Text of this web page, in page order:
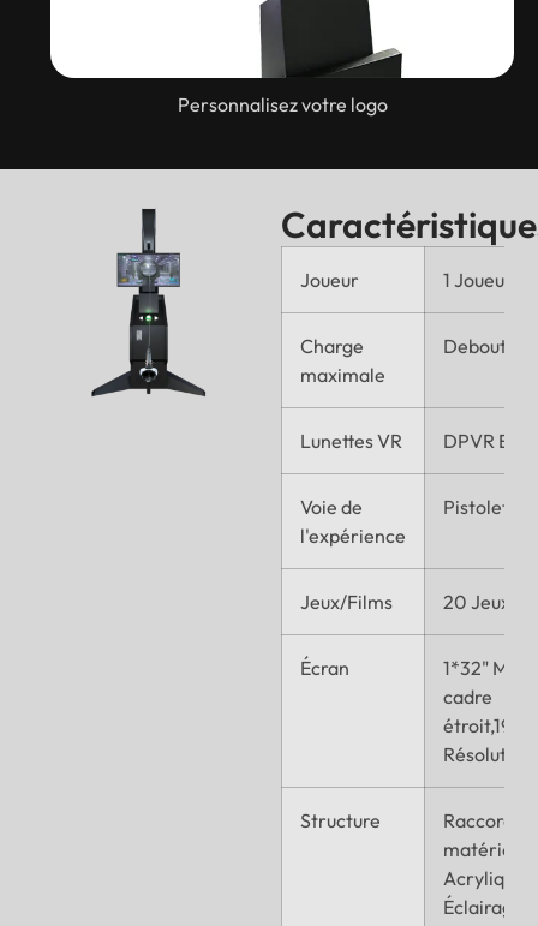
Personnalisez votre logo
Joueur 1 Joueur
Charge
maximale
Debout au
Lunettes VR DPVR E3*1
Voie de
l'expérience
Pistolet
Jeux/Films 20 Jeux
Écran
1*32"
cadre
Résolution
Structure
Raccord de
matériel,
Acrylique,
Éclairage